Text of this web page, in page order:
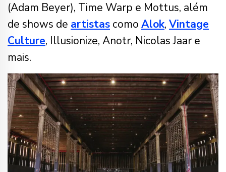
(Adam Beyer), Time Warp e Mottus, além
de shows de artistas como Alok, Vintage
Culture, Illusionize, Anotr, Nicolas Jaar e
mais.